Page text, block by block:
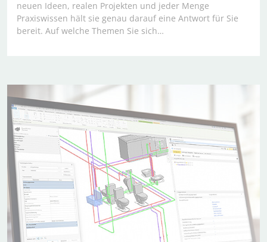
neuen Ideen, realen Projekten und jeder Menge
Praxiswissen hält sie genau darauf eine Antwort für Sie
bereit. Auf welche Themen Sie sich…